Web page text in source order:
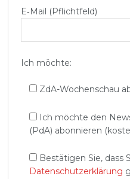
E‑Mail (Pflichtfeld)
Ich möchte:
ZdA-Wochenschau
Ich möchte den
(PdA) abonnieren
Bestätigen Sie, dass
Datenschutzerklärung